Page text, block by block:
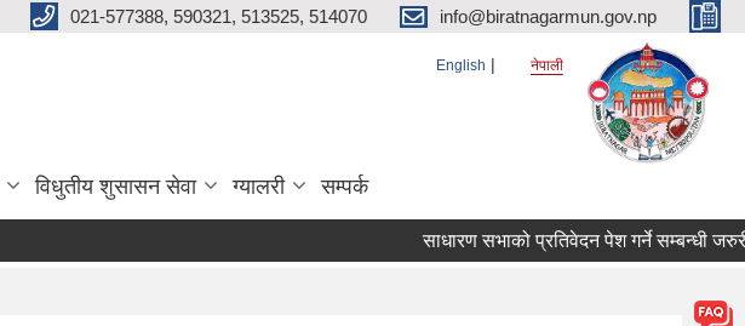
021-577388, 590321, 513525, 514070 info@biratnagarmun.gov.np
English नेपाली
विधुतीय शुसासन सेवा ग्यालरी सम्पर्क
साधारण सभाको प्रतिवेदन पेश गर्ने सम्बन्धी